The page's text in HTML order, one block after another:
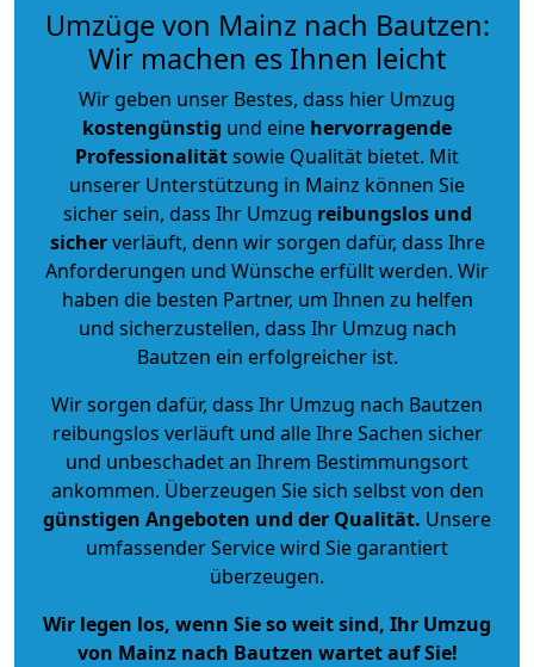
Umzüge von Mainz nach Bautzen:
Wir machen es Ihnen leicht
Wir geben unser Bestes, dass hier Umzug
kostengünstig und eine hervorragende
Professionalitätsowie Qualität bietet. Mit
unserer Unterstützung in Mainz können Sie
sicher sein, dass Ihr Umzug reibungslos und
sicherverläuft, denn wir sorgen dafür, dass Ihre
Anforderungen und Wünsche erfüllt werden. Wir
haben die besten Partner, um Ihnen zu helfen
und sicherzustellen, dass Ihr Umzug nach
Bautzen ein erfolgreicher ist.
Wir sorgen dafür, dass Ihr Umzug nach Bautzen
reibungslos verläuft und alle Ihre Sachen sicher
und unbeschadet an Ihrem Bestimmungsort
ankommen. Überzeugen Sie sich selbst von den
günstigen Angeboten und der Qualität. Unsere
umfassender Service wird Sie garantiert
überzeugen.
Wir legen los, wenn Sie so weit sind, Ihr Umzug
von Mainz nach Bautzen wartet auf Sie!